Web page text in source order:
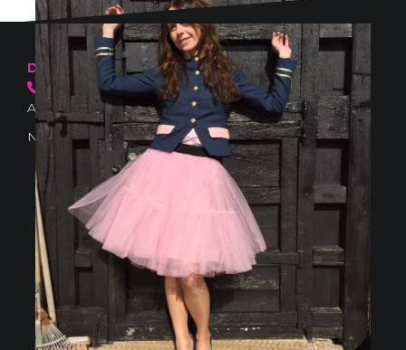
Danse la mode
636 57 66 50 ·
info@danselamode.com
Avd. Comercial 20 Barañain (Navarra)
Nota Legal ·Privacidad·Política de Cookies